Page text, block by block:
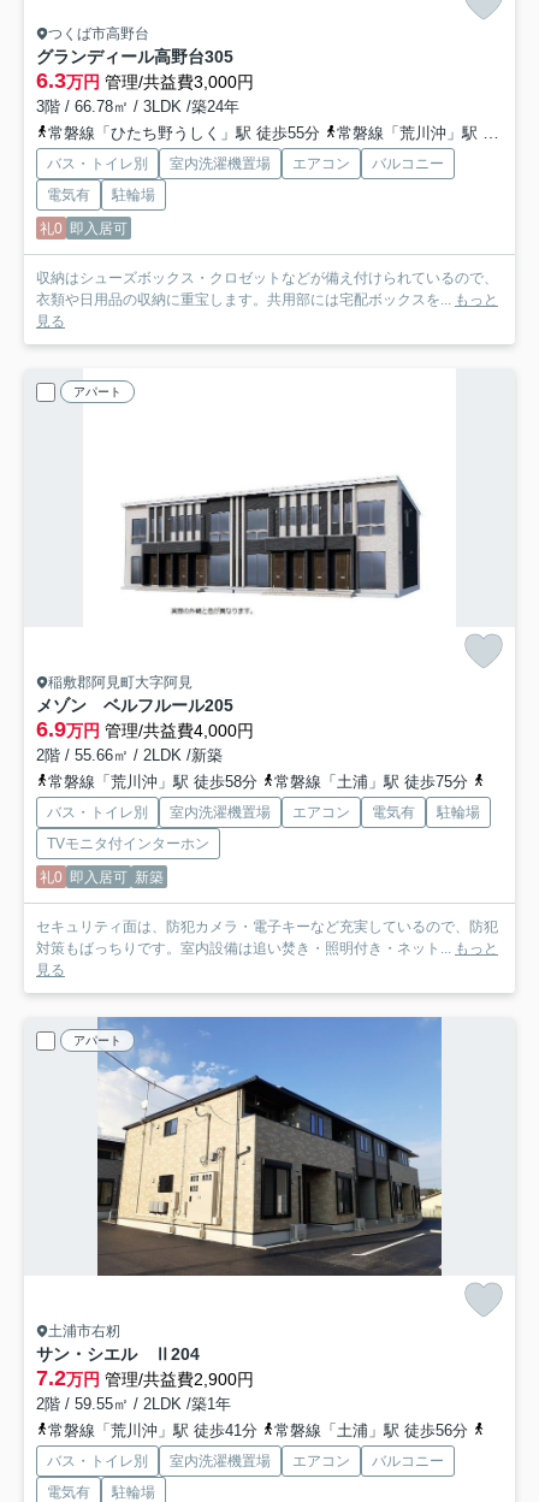
つくば市高野台
グランディール高野台305
6.3万円 管理/共益費3,000円
3階 / 66.78㎡ / 3LDK /築24年
常磐線「ひたち野うしく」駅 徒歩55分
常磐線「荒川沖」駅 徒歩63分
バス・トイレ別 室内洗濯機置場 エアコン
バルコニー
電気有
駐輪場
礼0 即入居可
収納はシューズボックス・クロゼットなどが備え付けられているので、
衣類や日用品の収納に重宝します。共用部には宅配ボックスを...
もっと
見る
アパート
稲敷郡阿見町大字阿見
メゾン ベルフルール205
6.9万円 管理/共益費4,000円
2階 / 55.66㎡ / 2LDK /新築
常磐線「荒川沖」駅 徒歩58分
常磐線「土浦」駅 徒歩75分
バス・トイレ別 室内洗濯機置場 エアコン 電気有
駐輪場
TVモニタ付インターホン
礼0 即入居可 新築
セキュリティ面は、防犯カメラ・電子キーなど充実しているので、防犯
対策もばっちりです。室内設備は追い焚き・照明付き・ネット...
もっと
見る
アパート
土浦市右籾
サン・シエル Ⅱ 204
7.2万円 管理/共益費2,900円
2階 / 59.55㎡ / 2LDK /築1年
常磐線「荒川沖」駅 徒歩41分
常磐線「土浦」駅 徒歩56分
バス・トイレ別 室内洗濯機置場 エアコン
バルコニー
電気有
駐輪場